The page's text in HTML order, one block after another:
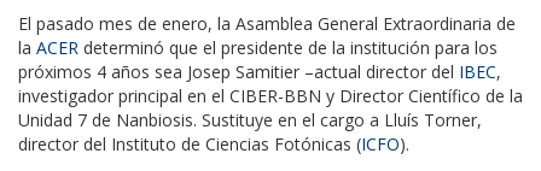
El pasado mes de enero, la Asamblea General Extraordinaria de
la ACER determinó que el presidente de la institución para los
próximos 4 años sea Josep Samitier –actual director del IBEC,
investigador principal en el CIBER-BBN y Director Científico de la
Unidad 7 de Nanbiosis. Sustituye en el cargo a Lluís Torner,
director del Instituto de Ciencias Fotónicas (ICFO).